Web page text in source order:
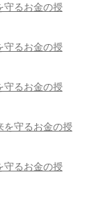
るお金の授
るお金の授
るお金の授
守るお金の授
るお金の授